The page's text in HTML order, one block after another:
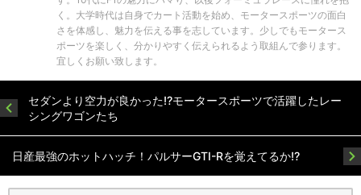
く。大学時代は自身でカート活動を始め、モータースポーツの面白
さを体感し、魅力を伝える事を志しています。少しでもモータース
ポーツを楽しく、分かりやすく伝えられるよう取組んで参ります。
宜しくお願い致します。
セダンより空力が良かった!?モータースポーツで活躍したレー
シングワゴンたち
日産最強のホットハッチ！パルサーGTI-Rを覚えてるか!?